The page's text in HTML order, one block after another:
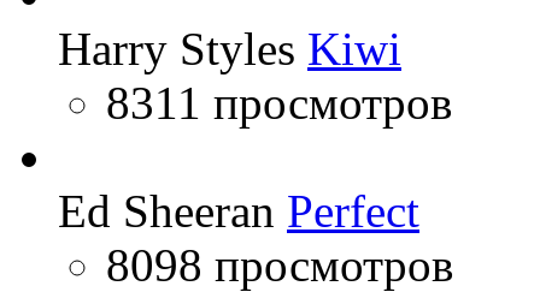
Harry Styles Kiwi
8311 просмотров
Ed Sheeran Perfect
8098 просмотров